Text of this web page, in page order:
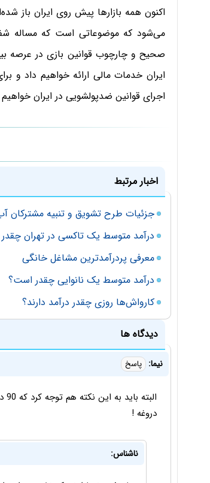
اکنون همه بازارها پیش روی ایران باز
می‌شود که موضوعاتی است که مساله
صحیح و چارچوب قوانین بازی در عرصه
ایران خدمات مالی ارائه خواهیم داد و
اجرای قوانین ضدپولشویی در ایران
اخبار مرتبط
جزئیات طرح تشویق و تنبیه مشترکان
درآمد متوسط یک تاکسی در تهران
معرفی پردرآمدترین مشاغل خانگی
درآمد متوسط یک نانوایی چقدر است؟
کارواش‌ها روزی چقدر درآمد دارند؟
دیدگاه ها
نیما: پاسخ
دروغه !
ناشناس: